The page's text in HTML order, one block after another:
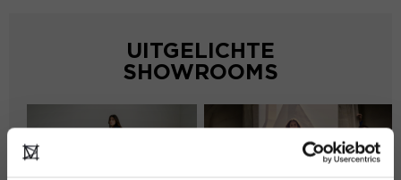
UITGELICHTE
SHOWROOMS